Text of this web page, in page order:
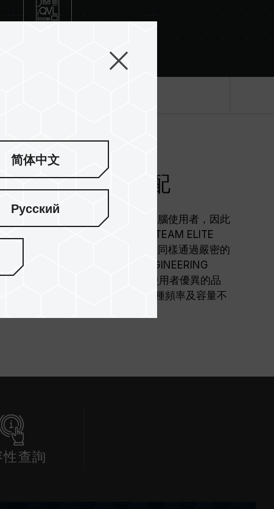
Certification
與預算間作調配
仍有不少採用 DDR 記憶體的舊電腦使用者，因此
選擇，成為舊電腦的升級福音。TEAM ELITE
質原則，堅持採用高品質顆粒，同樣通過嚴密的
JOINT ELECTRON DE-VICE ENGINEERING
發展聯合協會）規範生產，提供使用者優異的品
能！另外，TEAM ELITE 提供多種頻率及容量不
性查詢
简体中文
Русский